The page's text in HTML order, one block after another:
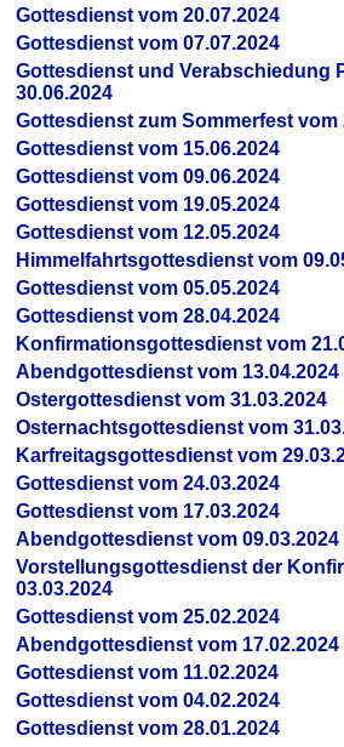
Gottesdienst vom 20.07.2024
Gottesdienst vom 07.07.2024
Gottesdienst und Verabschiedung
30.06.2024
Gottesdienst zum Sommerfest vom
Gottesdienst vom 15.06.2024
Gottesdienst vom 09.06.2024
Gottesdienst vom 19.05.2024
Gottesdienst vom 12.05.2024
Himmelfahrtsgottesdienst vom
Gottesdienst vom 05.05.2024
Gottesdienst vom 28.04.2024
Konfirmationsgottesdienst vom
Abendgottesdienst vom 13.04.2024
Ostergottesdienst vom 31.03.2024
Osternachtsgottesdienst vom
Karfreitagsgottesdienst vom
Gottesdienst vom 24.03.2024
Gottesdienst vom 17.03.2024
Abendgottesdienst vom 09.03.2024
Vorstellungsgottesdienst der
03.03.2024
Gottesdienst vom 25.02.2024
Abendgottesdienst vom 17.02.2024
Gottesdienst vom 11.02.2024
Gottesdienst vom 04.02.2024
Gottesdienst vom 28.01.2024